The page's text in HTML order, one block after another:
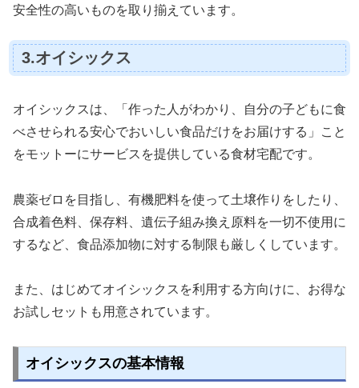
安全性の高いものを取り揃えています。
3.オイシックス
オイシックスは、「作った人がわかり、自分の子どもに食
べさせられる安心でおいしい食品だけをお届けする」こと
をモットーにサービスを提供している食材宅配です。
農薬ゼロを目指し、有機肥料を使って土壌作りをしたり、
合成着色料、保存料、遺伝子組み換え原料を一切不使用に
するなど、食品添加物に対する制限も厳しくしています。
また、はじめてオイシックスを利用する方向けに、お得な
お試しセットも用意されています。
オイシックスの基本情報